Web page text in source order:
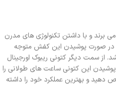
می برند و با داشتن تکنولوژی های مدرن
در صورت پوشیدن این کفش متوجه
از سمت دیگر کتونی ریبوک اورجینال
این کتونی ساعت های طولانی را
دهید و بهترین عملکرد خود را داشته